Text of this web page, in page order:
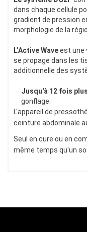
dans chaque cellule
gradient de pression
morphologie de la
L’Active Waveest une
se propage dans les
additionnelle des
Jusqu'à 12 fois
gonflage.
L'appareil de
ceinture abdominale
Seul en cure ou en
même temps qu'un